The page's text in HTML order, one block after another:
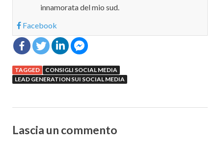
innamorata del mio sud.
Facebook
TAGGED
CONSIGLI SOCIAL MEDIA
LEAD GENERATION SUI SOCIAL MEDIA
Lascia un commento